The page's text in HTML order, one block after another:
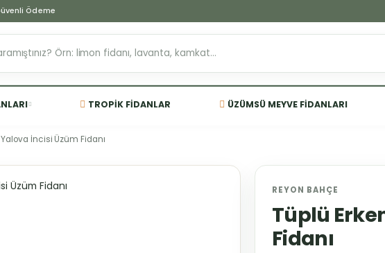
Ödeme
TROPIK FIDANLAR ÜZÜMSÜ MEYVE FIDANLARI
İncisi Üzüm Fidanı
REYON BAHÇE
Tüplü
Fidanı